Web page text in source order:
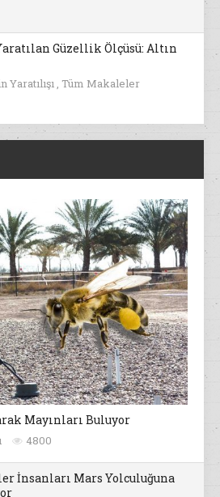
Güzellik Ölçüsü: Altın
Yaratılışı
Tüm Makaleler
Mayınları Buluyor
4800
İnsanları Mars Yolculuğuna